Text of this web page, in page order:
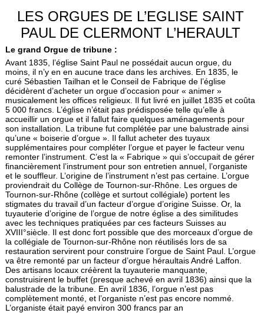
LES ORGUES DE L’EGLISE SAINT
PAUL DE CLERMONT L’HERAULT
Le grand Orgue de tribune :
Avant 1835, l’église Saint Paul ne possédait aucun orgue, du
moins, il n’y en en aucune trace dans les archives. En 1835, le
curé Sébastien Tailhan et le Conseil de Fabrique de l’église
décidèrent d’acheter un orgue d’occasion pour « animer »
musicalement les offices religieux. Il fut livré en juillet 1835 et coûta
5 000 francs. L’église n’était pas prédisposée telle qu’elle à
accueillir un orgue et il fallut faire quelques aménagements pour
son installation. La tribune fut complétée par une balustrade ainsi
qu’une « boiserie d’orgue ». Il fallut acheter des tuyaux
supplémentaires pour compléter l’orgue et payer le facteur venu
remonter l’instrument. C’est la « Fabrique » qui s’occupait de gérer
financièrement l’instrument pour son entretien annuel, l’organiste
et le souffleur. L’origine de l’instrument n’est pas certaine. L’orgue
proviendrait du Collège de Tournon-sur-Rhône. Les orgues de
Tournon-sur-Rhône (collège et surtout collégiale) portent les
stigmates du travail d’un facteur d’orgue d’origine Suisse. Or, la
tuyauterie d’origine de l’orgue de notre église a des similitudes
avec les techniques pratiquées par ces facteurs Suisses au
XVIII°siècle. Il est donc fort possible que des morceaux d’orgue de
la collégiale de Tournon-sur-Rhône non réutilisés lors de sa
restauration servirent pour construire l’orgue de Saint Paul. L’orgue
va être remonté par un facteur d’orgue héraultais André Laffon.
Des artisans locaux créèrent la tuyauterie manquante,
construisirent le buffet (presque achevé en avril 1836) ainsi que la
balustrade de la tribune. En avril 1836, l’orgue n’est pas
complètement monté, et l’organiste n’est pas encore nommé.
L’organiste était payé environ 300 francs par an